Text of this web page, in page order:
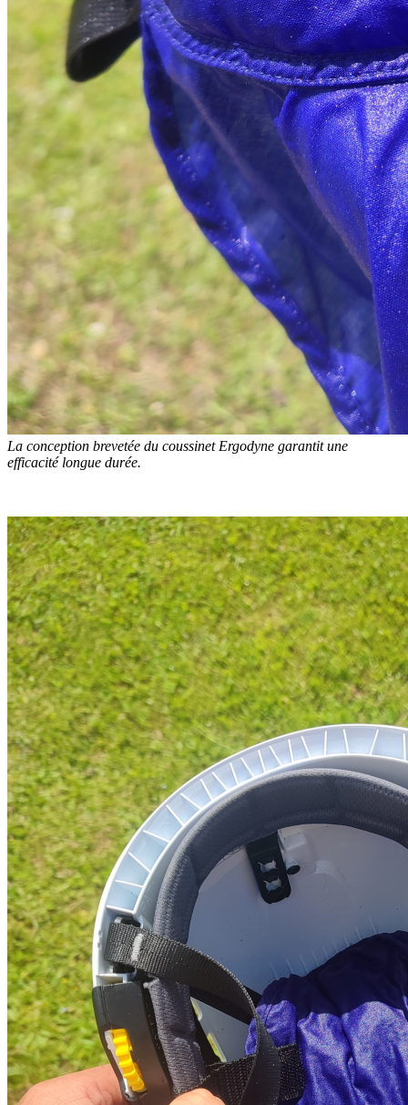
La conception brevetée du coussinet Ergodyne garantit une
efficacité longue durée.